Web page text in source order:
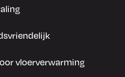
vloerverwarming